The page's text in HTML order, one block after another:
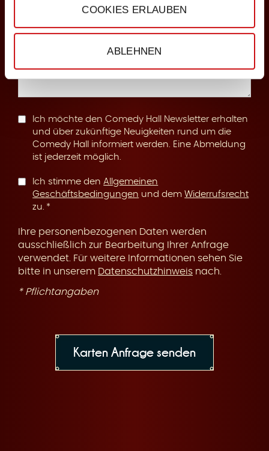
COOKIES ERLAUBEN
ABLEHNEN
n
gIch möchte den Comedy Hall Newsletter erhalten
und über zukünftige Neuigkeiten rund um die
Comedy Hall informiert werden. Eine Abmeldung
ist jederzeit möglich.
Ich stimme denAllgemeinen
Geschäftsbedingungen und demWiderrufsrecht
zu.
Ihre personenbezogenen Daten werden
ausschließlich zur Bearbeitung Ihrer Anfrage
verwendet. Für weitere Informationen sehen Sie
bitte in unserem Datenschutzhinweis nach.
* Pflichtangaben